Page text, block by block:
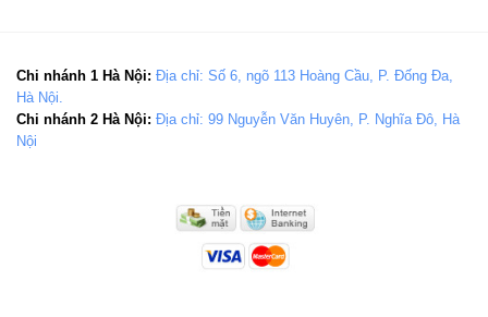
Chi nhánh 1 Hà Nội: Địa chỉ: Số 6, ngõ 113 Hoàng Cầu, P. Đống Đa,
Hà Nội.
Chi nhánh 2 Hà Nội: Địa chỉ: 99 Nguyễn Văn Huyên, P. Nghĩa Đô, Hà
Nội